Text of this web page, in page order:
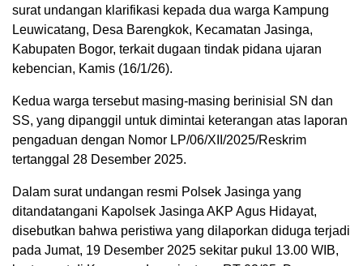
surat undangan klarifikasi kepada dua warga Kampung
Leuwicatang, Desa Barengkok, Kecamatan Jasinga,
Kabupaten Bogor, terkait dugaan tindak pidana ujaran
kebencian, Kamis (16/1/26).
Kedua warga tersebut masing-masing berinisial SN dan
SS, yang dipanggil untuk dimintai keterangan atas laporan
pengaduan dengan Nomor LP/06/XII/2025/Reskrim
tertanggal 28 Desember 2025.
Dalam surat undangan resmi Polsek Jasinga yang
ditandatangani Kapolsek Jasinga AKP Agus Hidayat,
disebutkan bahwa peristiwa yang dilaporkan diduga terjadi
pada Jumat, 19 Desember 2025 sekitar pukul 13.00 WIB,